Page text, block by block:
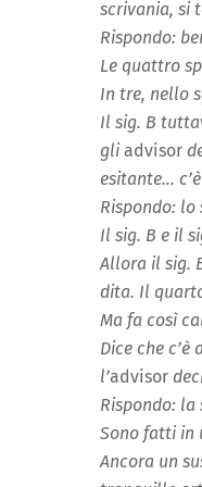
scrivania, si
Rispondo:
Le quattro
In tre, nello
Il sig. B
gliadvisor
esitante…
Rispondo: lo
Il sig. B e il
Allora il sig.
dita. Il
Ma fa così
Dice che
l’advisor
Rispondo:
Sono fatti in
Ancora un